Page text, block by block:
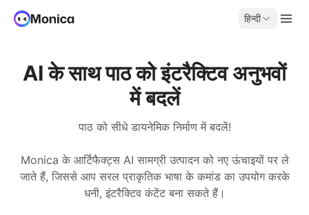
हिन्दी
AI के साथ पाठ को इंटरैक्टिव अनुभवों
में बदलें
पाठ को सीधे डायनेमिक निर्माण में बदलें!
Monica के आर्टिफैक्ट्स AI सामग्री उत्पादन को नए ऊंचाइयों पर ले
जाते हैं, जिससे आप सरल प्राकृतिक भाषा के कमांड का उपयोग करके
धनी, इंटरैक्टिव कंटेंट बना सकते हैं।